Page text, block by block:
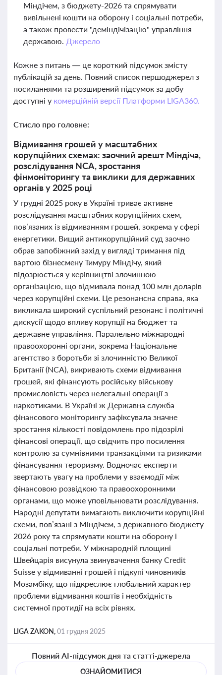
Міндічем, з бюджету-2026 та спрямувати
вивільнені кошти на оборону і соціальні потреби,
а також провести "деміндічізацію" управління
державою. Джерело
Кожне з питань — це короткий підсумок змісту
публікацій за день. Повний список першоджерел з
посиланнями та розширений підсумок за добу
доступні у комерційній версії Платформи LIGA360.
Стисло про головне:
Відмивання грошей у масштабних
корупційних схемах: заочний арешт Міндіча,
розслідування NCA, зростання
фінмоніторингу та виклики для державних
органів у 2025 році
У грудні 2025 року в Україні триває активне
розслідування масштабних корупційних схем,
пов’язаних із відмиванням грошей, зокрема у сфері
енергетики. Вищий антикорупційний суд заочно
обрав запобіжний захід у вигляді тримання під
вартою бізнесмену Тимуру Міндічу, який
підозрюється у керівництві злочинною
організацією, що відмивала понад 100 млн доларів
через корупційні схеми. Це резонансна справа, яка
викликала широкий суспільний резонанс і політичні
дискусії щодо впливу корупції на бюджет та
державне управління. Паралельно міжнародні
правоохоронні органи, зокрема Національне
агентство з боротьби зі злочинністю Великої
Британії (NCA), викривають схеми відмивання
грошей, які фінансують російську військову
промисловість через нелегальні операції з
наркотиками. В Україні ж Державна служба
фінансового моніторингу зафіксувала значне
зростання кількості повідомлень про підозрілі
фінансові операції, що свідчить про посилення
контролю за сумнівними транзакціями та ризиками
фінансування тероризму. Водночас експерти
звертають увагу на проблеми у взаємодії між
фінансовою розвідкою та правоохоронними
органами, що може уповільнювати розслідування.
Народні депутати вимагають виключити корупційні
схеми, пов’язані з Міндічем, з державного бюджету
2026 року та спрямувати кошти на оборону і
соціальні потреби. У міжнародній площині
Швейцарія висунула звинувачення банку Credit
Suisse у відмиванні грошей і підкупі чиновників
Мозамбіку, що підкреслює глобальний характер
проблеми відмивання коштів і необхідність
системної протидії на всіх рівнях.
LIGA ZAKON,01 грудня 2025
Повний AI-підсумок дня та статті-джерела
ОЗНАЙОМИТИСЯ